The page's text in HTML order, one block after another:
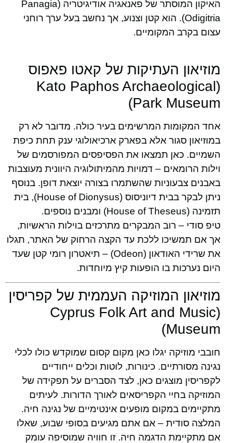
האיקון המוסתר של פאנאגיה אודיגיטריה (Panagia
Odigitria). הוא קטן וצנוע, אך נחשב בעל ערך רוחני
עצום בקרב המקומיים.
מוזיאון העתיקות של קאטו פאפוס
(Kato Paphos Archaeological
Park Museum)
אחד המקומות המרשימים בעיר כולה. מדובר לא רק
במוזיאון סגור אלא בפארק ארכיאולוגי ענק תחת כיפת
השמיים. כאן תמצאו את הפסיפסים המפורסמים של
וילות הרומאים – דמויות מהמיתולוגיה היוונית מעוצבות
באבנים צבעוניות שהשתמרו בצורה יוצאת דופן. בנוסף
ניתן לבקר בבית דיוניסוס (House of Dionysus), בית
תזמינה (House of Theseus) ומבנים נוספים.
טיפ סודי – רוב המבקרים מתרכזים בוילות הראשיות,
אך אם תמשיכו ללכת עד הקצה הרחוק של האתר, תגלו
את שרידי האודאון (Odeon) – תיאטרון רומי קטן שעד
היום נערכות בו הופעות קיץ מיוחדות.
מוזיאון המוזיקה העממית של קפריסין
(Cyprus Folk Art and Music
Museum)
חובבי מוזיקה יגלו כאן מקום קסום שמוקדש כולו לכלי
נגינה מסורתיים. כינורות, לוטות וכלים ייחודיים
לקפריסין מוצגים כאן, לצד הסברים על תפקידה של
המוזיקה בחיי הקפריסאים לאורך הדורות. לעיתים
מתקיימים במקום מופעים אינטימיים של נגינה חיה.
המלצה סודית – אם אתם מגיעים בסופי שבוע, שאלו
אם מתקיימת הדגמה חיה. זו חוויה שמוסיפה עומק